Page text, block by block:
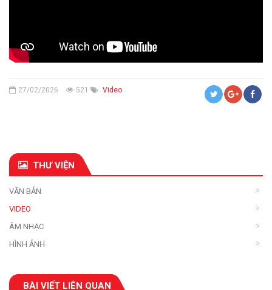
27/02/2026 521 Video
THƯ VIỆN
VĂN BẢN
VIDEO
ÂM NHẠC
HÌNH ẢNH
BÀI VIẾT LIÊN QUAN